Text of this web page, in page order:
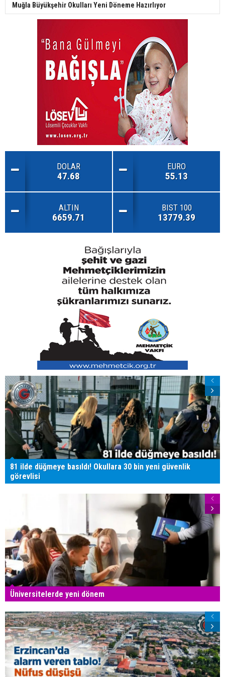
Muğla Büyükşehir Okulları Yeni Döneme Hazırlıyor
DOLAR
47.68
EURO
55.13
ALTIN
6659.71
BIST 100
13779.39
81 ilde düğmeye basıldı! Okullara 30 bin yeni güvenlik
görevlisi
Üniversitelerde yeni dönem